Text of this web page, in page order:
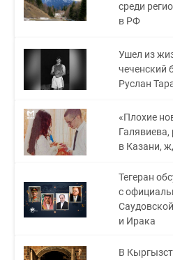
среди
в РФ
Ушел из
чеченский
Руслан
«Плохие
Галявиева,
в Казани,
Тегеран
с
и Ирака
В